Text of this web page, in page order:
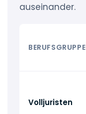
auseinander.
BERUFSGRUPPE
Volljuristen